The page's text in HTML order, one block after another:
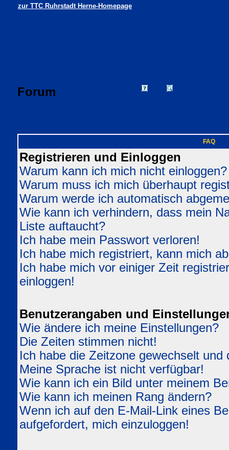
zur TTC Ruhrstadt Herne-Homepage
Forum
FAQ
Registrieren und Einloggen
Warum kann ich mich nicht einloggen?
Warum muss ich mich überhaupt
Warum werde ich automatisch
Wie kann ich verhindern, dass mein
Liste auftaucht?
Ich habe mein Passwort verloren!
Ich habe mich registriert, kann mich
Ich habe mich vor einiger Zeit
einloggen!
Benutzerangaben und
Wie ändere ich meine Einstellungen?
Die Zeiten stimmen nicht!
Ich habe die Zeitzone gewechselt
Meine Sprache ist nicht verfügbar!
Wie kann ich ein Bild unter meinem
Wie kann ich meinen Rang ändern?
Wenn ich auf den E-Mail-Link eines
aufgefordert, mich einzuloggen!